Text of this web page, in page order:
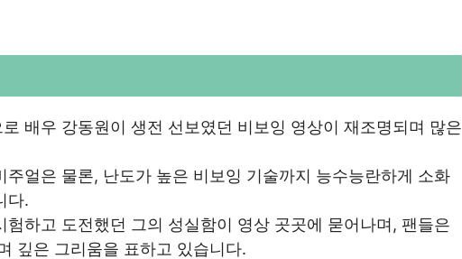
배우 강동원이 생전 선보였던 비보잉 영상이 재조명되며 많은
얼은 물론, 난도가 높은 비보잉 기술까지 능수능란하게 소화
다.
하고 도전했던 그의 성실함이 영상 곳곳에 묻어나며, 팬들은
깊은 그리움을 표하고 있습니다.